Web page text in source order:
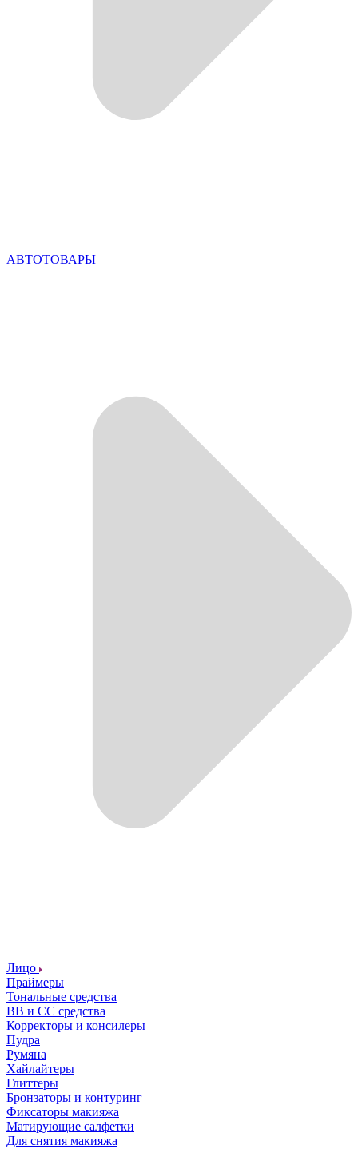
АВТОТОВАРЫ
Лицо
Праймеры
Тональные средства
ВВ и СС средства
Корректоры и консилеры
Пудра
Румяна
Хайлайтеры
Глиттеры
Бронзаторы и контуринг
Фиксаторы макияжа
Матирующие салфетки
Для снятия макияжа